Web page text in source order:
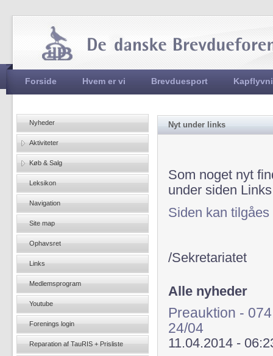
Hovedmenu
Forside Hvem er vi Brevduesport
Nyt under links
Som noget nyt
under siden
Siden kan
/Sekretariatet
Alle nyheder
Preauktion -
24/04
11.04.2014 -
Nyheder
Aktiviteter
Køb & Salg
Leksikon
Navigation
Site map
Ophavsret
Links
Medlemsprogram
Youtube
Forenings login
Reparation af TauRIS + Prisliste